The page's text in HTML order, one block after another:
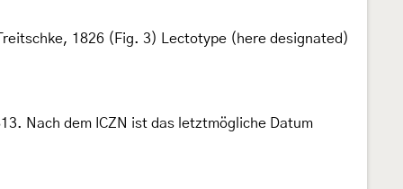
1826 (Fig. 3) Lectotype (here designated)
Nach dem ICZN ist das letztmögliche Datum